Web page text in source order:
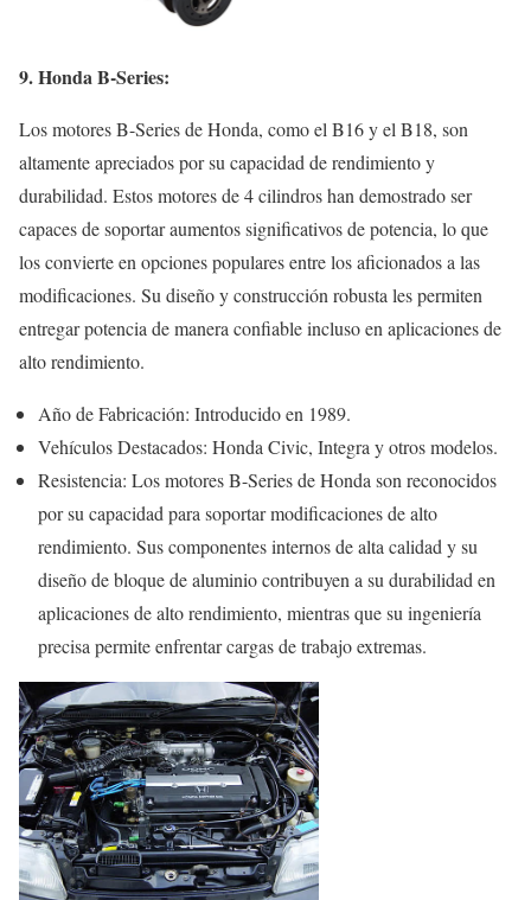
9. Honda B-Series:
Los motores B-Series de Honda, como el B16 y el B18, son
altamente apreciados por su capacidad de rendimiento y
durabilidad. Estos motores de 4 cilindros han demostrado ser
capaces de soportar aumentos significativos de potencia, lo que
los convierte en opciones populares entre los aficionados a las
modificaciones. Su diseño y construcción robusta les permiten
entregar potencia de manera confiable incluso en aplicaciones de
alto rendimiento.
Año de Fabricación: Introducido en 1989.
Vehículos Destacados: Honda Civic, Integra y otros modelos.
Resistencia: Los motores B-Series de Honda son reconocidos
por su capacidad para soportar modificaciones de alto
rendimiento. Sus componentes internos de alta calidad y su
diseño de bloque de aluminio contribuyen a su durabilidad en
aplicaciones de alto rendimiento, mientras que su ingeniería
precisa permite enfrentar cargas de trabajo extremas.